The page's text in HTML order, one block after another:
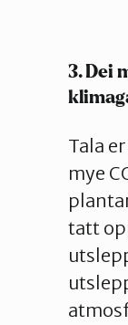
3. Dei
Tala
mye
tatt